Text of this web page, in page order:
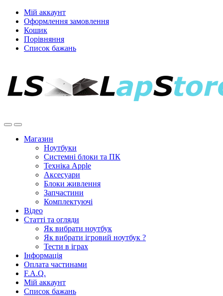
Мій аккаунт
Оформлення замовлення
Кошик
Порівняння
Список бажань
Магазин
Ноутбуки
Системні блоки та ПК
Техніка Apple
Аксесуари
Блоки живлення
Запчастини
Комплектуючі
Відео
Статті та огляди
Як вибрати ноутбук
Як вибрати ігровий ноутбук ?
Тести в іграх
Інформація
Оплата частинами
F.A.Q.
Мій аккаунт
Список бажань